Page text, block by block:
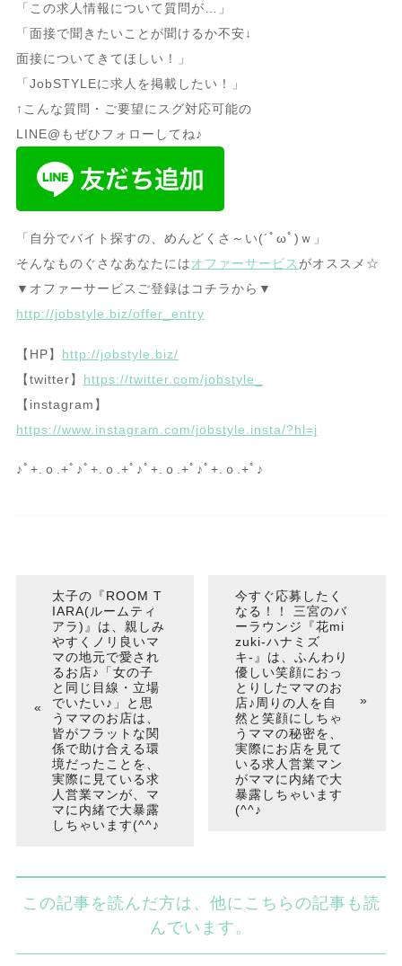
「この求人情報について質問が…」
「面接で聞きたいことが聞けるか不安↓
面接についてきてほしい！」
「JobSTYLEに求人を掲載したい！」
↑こんな質問・ご要望にスグ対応可能の
LINE@もぜひフォローしてね♪
「自分でバイト探すの、めんどくさ～い(´ﾟωﾟ)ｗ」
そんなものぐさなあなたにはオファーサービス がオススメ☆
▼オファーサービスご登録はコチラから▼
http://jobstyle.biz/offer_entry
【HP】 http://jobstyle.biz/
【twitter】 https://twitter.com/jobstyle_
【instagram】
https://www.instagram.com/jobstyle.insta/?hl=j
♪ﾟ+.ｏ.+ﾟ♪ﾟ+.ｏ.+ﾟ♪ﾟ+.ｏ.+ﾟ♪ﾟ+.ｏ.+ﾟ♪
太子の『ROOM T
IARA(ルームティ
アラ)』は、親しみ
やすくノリ良いマ
マの地元で愛され
るお店♪「女の子
と同じ目線・立場
でいたい♪」と思
うママのお店は、
皆がフラットな関
係で助け合える環
境だったことを、
実際に見ている求
人営業マンが、マ
マに内緒で大暴露
しちゃいます(^^♪
今すぐ応募したく
なる！！ 三宮のバ
ーラウンジ『花mi
zuki-ハナミズ
キ-』は、ふんわり
優しい笑顔におっ
とりしたママのお
店♪周りの人を自
然と笑顔にしちゃ
うママの秘密を、
実際にお店を見て
いる求人営業マン
がママに内緒で大
暴露しちゃいます
(^^♪
この記事を読んだ方は、他にこちらの記事も読
んでいます。